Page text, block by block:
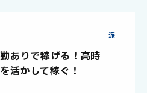
派
ありで稼げる！高時
活かして稼ぐ！